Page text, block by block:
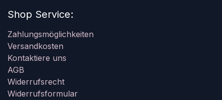
Shop Service:
Zahlungsmöglichkeiten
Versandkosten
Kontaktiere uns
AGB
Widerrufsrecht
Widerrufsformular